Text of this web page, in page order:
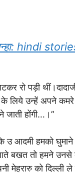
सिन्हा: hindi
रो पड़ी
उन्हें अपने कमरे
होंगी…।”
आदमी हमको घुमाने
बखत तो हमने उनसे
मेहरारु को